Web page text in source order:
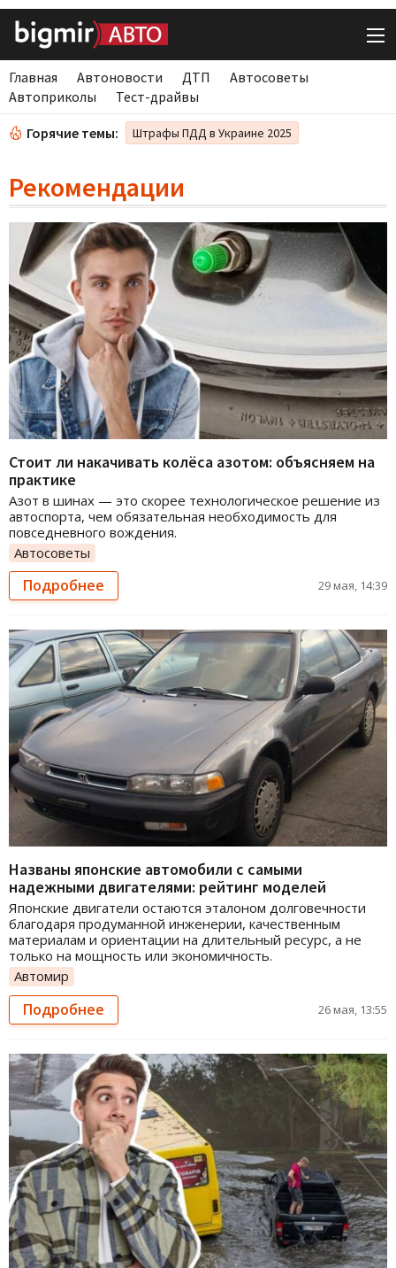
Главная Автоновости ДТП
Автосоветы
Автоприколы
Тест-драйвы
Горячие темы: Штрафы ПДД в Украине 2025
Рекомендации
Стоит ли накачивать колёса азотом: объясняем на
практике
Азот в шинах — это скорее технологическое решение из
автоспорта, чем обязательная необходимость для
повседневного вождения.
Автосоветы
Подробнее 29 мая, 14:39
Названы японские автомобили с самыми
надежными двигателями: рейтинг моделей
Японские двигатели остаются эталоном долговечности
благодаря продуманной инженерии, качественным
материалам и ориентации на длительный ресурс, а не
только на мощность или экономичность.
Автомир
Подробнее 26 мая, 13:55